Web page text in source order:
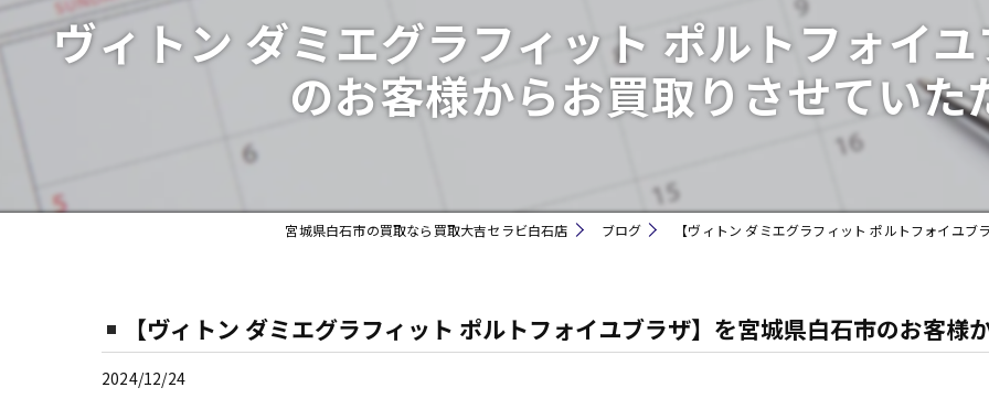
プラチナ
ダイヤモ
ブランド
時計
ヴィトン ダミエグラフィット ポルトフォイ
のお客様からお買取りさせていた
宮城県白石市の買取なら買取大吉セラビ白石店 ブログ 【ヴィトン ダミエグラフィット ポルトフォイユ
【ヴィトン ダミエグラフィット ポルトフォイユブラザ】を宮城県白石市のお客様
2024/12/24